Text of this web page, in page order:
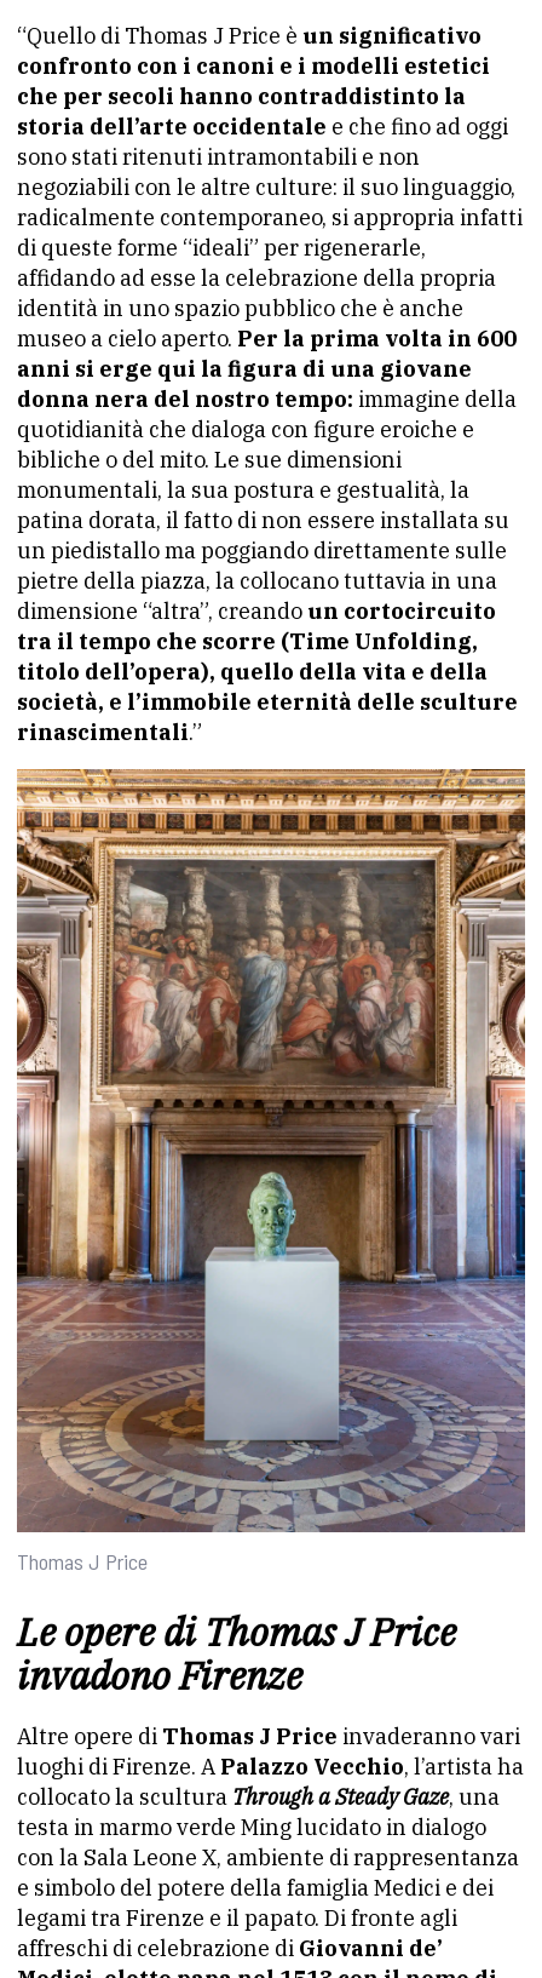
“Quello di Thomas J Price è un significativo
confronto con i canoni e i modelli estetici
che per secoli hanno contraddistinto la
storia dell’arte occidentale e che fino ad oggi
sono stati ritenuti intramontabili e non
negoziabili con le altre culture: il suo linguaggio,
radicalmente contemporaneo, si appropria infatti
di queste forme “ideali” per rigenerarle,
affidando ad esse la celebrazione della propria
identità in uno spazio pubblico che è anche
museo a cielo aperto. Per la prima volta in 600
anni si erge qui la figura di una giovane
donna nera del nostro tempo: immagine della
quotidianità che dialoga con figure eroiche e
bibliche o del mito. Le sue dimensioni
monumentali, la sua postura e gestualità, la
patina dorata, il fatto di non essere installata su
un piedistallo ma poggiando direttamente sulle
pietre della piazza, la collocano tuttavia in una
dimensione “altra”, creando un cortocircuito
tra il tempo che scorre (Time Unfolding,
titolo dell’opera), quello della vita e della
società, e l’immobile eternità delle sculture
rinascimentali.”
Thomas J Price
Le opere di Thomas J Price
invadono Firenze
Altre opere di Thomas J Price invaderanno vari
luoghi di Firenze. A Palazzo Vecchio, l’artista ha
collocato la scultura Through a Steady Gaze, una
testa in marmo verde Ming lucidato in dialogo
con la Sala Leone X, ambiente di rappresentanza
e simbolo del potere della famiglia Medici e dei
legami tra Firenze e il papato. Di fronte agli
affreschi di celebrazione di Giovanni de’